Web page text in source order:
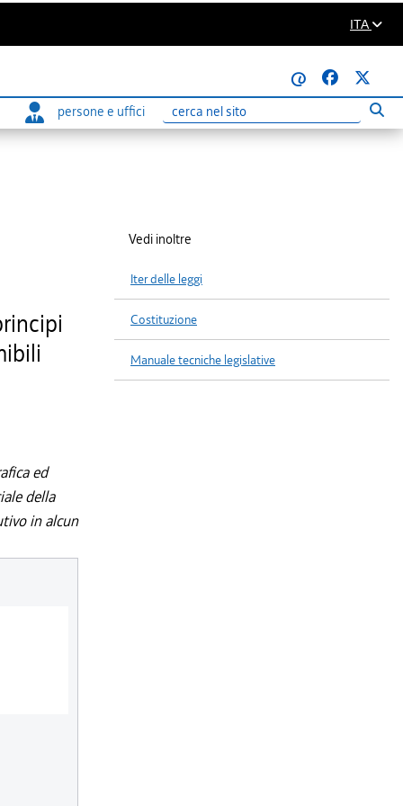
ITA
@
persone e uffici
Ricerca
ed
della
in alcun
Vedi inoltre
Iter delle leggi
Costituzione
Manuale tecniche legislative